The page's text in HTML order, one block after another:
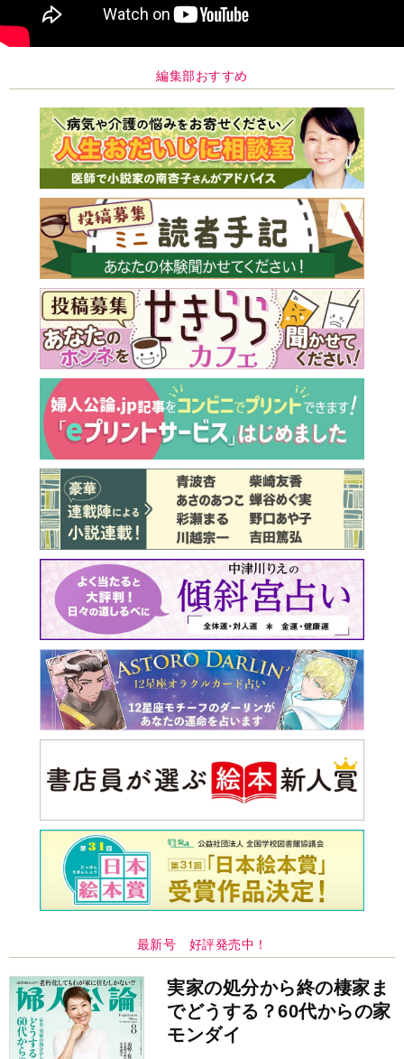
編集部おすすめ
最新号 好評発売中！
実家の処分から終の棲家ま
でどうする？60代からの家
モンダイ